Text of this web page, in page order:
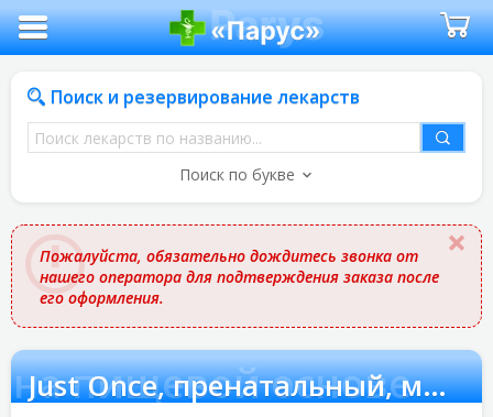
Поиск и резервирование лекарств
Поиск
лекарств
названию
Поиск по букве
Пожалуйста, обязательно дождитесь звонка от
нашего оператора для подтверждения заказа после
его оформления.
на пищевой основе Just Once, пренатальный, мультивитамин на пищевой основе